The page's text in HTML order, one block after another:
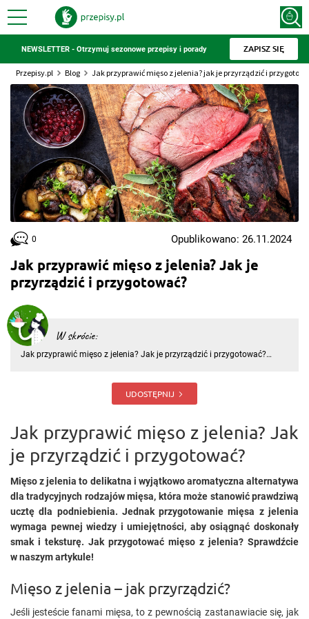
NEWSLETTER - Otrzymuj sezonowe przepisy i porady ZAPISZ SIĘ
Przepisy.pl Blog Jak przyprawić mięso z jelenia? jak je przyrządzić i
Jak przyprawić mięso z jelenia? Jak je
przyrządzić i przygotować?
W skrócie:
Jak przyprawić mięso z jelenia? Jak je przyrządzić i przygotować?
dla podniebienia. Jednak przygotowanie mięsa z jelenia
UDOSTĘPNIJ
0 Opublikowano: 26.11.2024
Jak przyprawić mięso z jelenia? Jak
je przyrządzić i przygotować?
Mięso z jelenia to delikatna i wyjątkowo aromatyczna alternatywa
dla tradycyjnych rodzajów mięsa, która może stanowić prawdziwą
ucztę dla podniebienia. Jednak przygotowanie mięsa z jelenia
wymaga pewnej wiedzy i umiejętności, aby osiągnąć doskonały
smak i teksturę. Jak przygotować mięso z jelenia? Sprawdźcie
w naszym artykule!
Mięso z jelenia – jak przyrządzić?
Jeśli jesteście fanami mięsa, to z pewnością zastanawiacie się, jak